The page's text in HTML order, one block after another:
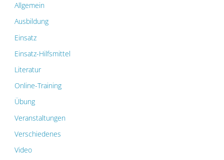
Allgemein
Ausbildung
Einsatz
Einsatz-Hilfsmittel
Literatur
Online-Training
Übung
Veranstaltungen
Verschiedenes
Video